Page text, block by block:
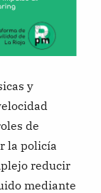
y
de
la policía
reducir
mediante